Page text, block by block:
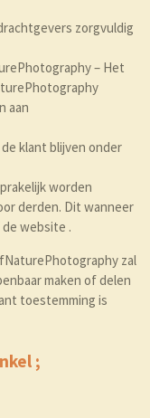
zorgvuldig
– Het
aan
klant blijven onder
worden
derden. Dit wanneer
website .
zal
maken of delen
toestemming is
;